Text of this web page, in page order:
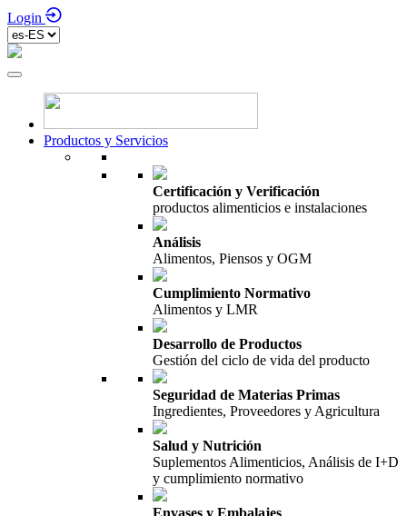
Login
Productos y Servicios
Certificación y Verificación
productos alimenticios e instalaciones
Análisis
Alimentos, Piensos y OGM
Cumplimiento Normativo
Alimentos y LMR
Desarrollo de Productos
Gestión del ciclo de vida del producto
Seguridad de Materias Primas
Ingredientes, Proveedores y Agricultura
Salud y Nutrición
Suplementos Alimenticios, Análisis de I+D
y cumplimiento normativo
Envases y Embalajes